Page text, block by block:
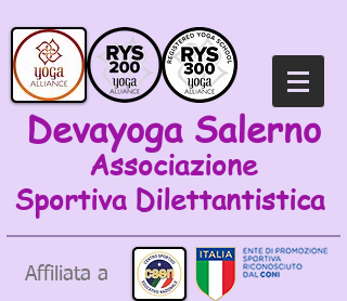
Devayoga Salerno
Associazione
Sportiva Dilettantistica
Affiliata a